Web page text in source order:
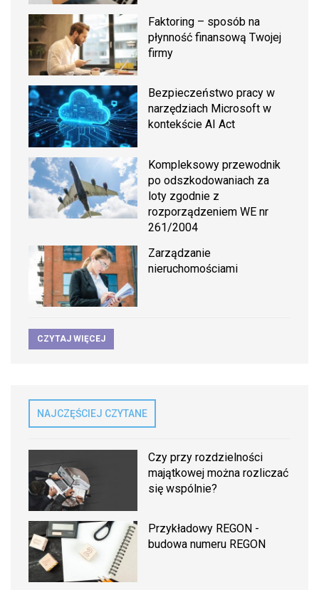
Faktoring – sposób na
płynność finansową Twojej
firmy
Bezpieczeństwo pracy w
narzędziach Microsoft w
kontekście AI Act
Kompleksowy przewodnik
po odszkodowaniach za
loty zgodnie z
rozporządzeniem WE nr
261/2004
Zarządzanie
nieruchomościami
CZYTAJ WIĘCEJ
NAJCZĘŚCIEJ CZYTANE
Czy przy rozdzielności
majątkowej można rozliczać
się wspólnie?
Przykładowy REGON -
budowa numeru REGON